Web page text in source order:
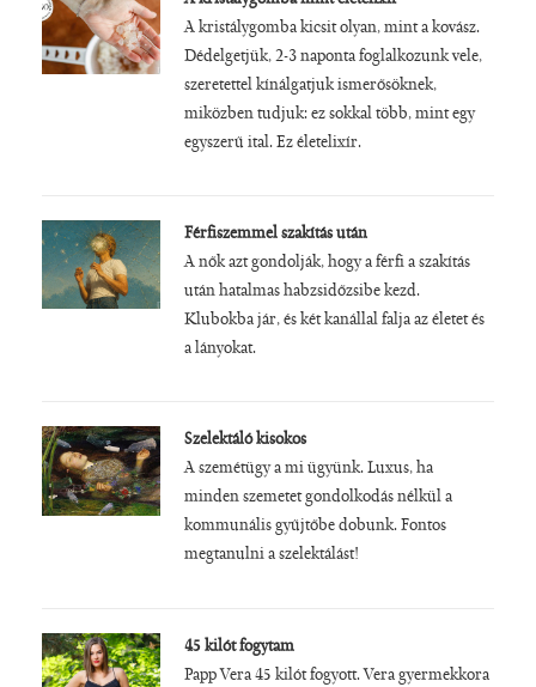
A kristálygomba kicsit olyan, mint a kovász.
Dédelgetjük, 2-3 naponta foglalkozunk vele,
szeretettel kínálgatjuk ismerősöknek,
miközben tudjuk: ez sokkal több, mint egy
egyszerű ital. Ez életelixír.
Férfiszemmel szakítás után
A nők azt gondolják, hogy a férfi a szakítás
után hatalmas habzsidőzsibe kezd.
Klubokba jár, és két kanállal falja az életet és
a lányokat.
Szelektáló kisokos
A szemétügy a mi ügyünk. Luxus, ha
minden szemetet gondolkodás nélkül a
kommunális gyűjtőbe dobunk. Fontos
megtanulni a szelektálást!
45 kilót fogytam
Papp Vera 45 kilót fogyott. Vera gyermekkora